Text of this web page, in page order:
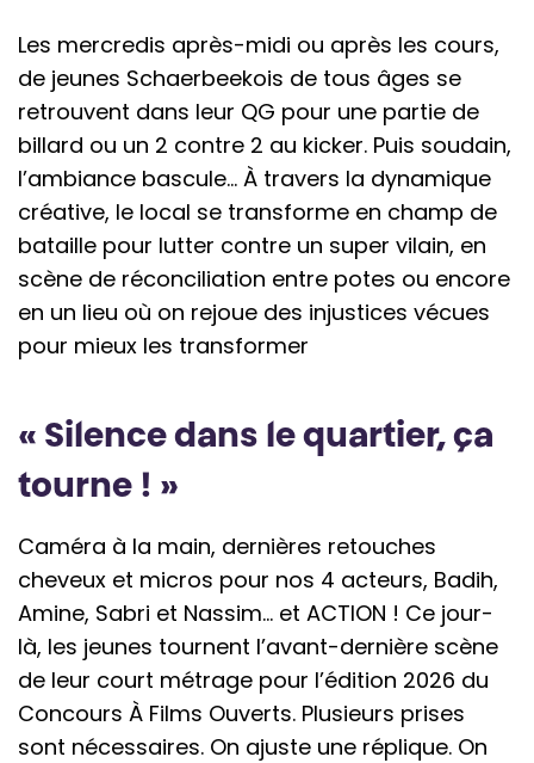
Les mercredis après-midi ou après les cours,
de jeunes Schaerbeekois de tous âges se
retrouvent dans leur QG pour une partie de
billard ou un 2 contre 2 au kicker. Puis soudain,
l’ambiance bascule… À travers la dynamique
créative, le local se transforme en champ de
bataille pour lutter contre un super vilain, en
scène de réconciliation entre potes ou encore
en un lieu où on rejoue des injustices vécues
pour mieux les transformer
« Silence dans le quartier, ça
tourne ! »
Caméra à la main, dernières retouches
cheveux et micros pour nos 4 acteurs, Badih,
Amine, Sabri et Nassim… et ACTION ! Ce jour-
là, les jeunes tournent l’avant-dernière scène
de leur court métrage pour l’édition 2026 du
Concours À Films Ouverts. Plusieurs prises
sont nécessaires. On ajuste une réplique. On